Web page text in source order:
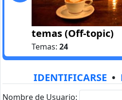
temas (Off-topic)
Temas: 24
IDENTIFICARSE •
Nombre de Usuario: